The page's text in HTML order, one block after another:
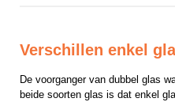
Verschillen enkel
De voorganger van dubbel glas
beide soorten glas is dat enkel